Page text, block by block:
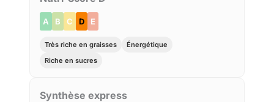
A B C D E
Très riche en graisses
Énergétique
Riche en sucres
Synthèse express